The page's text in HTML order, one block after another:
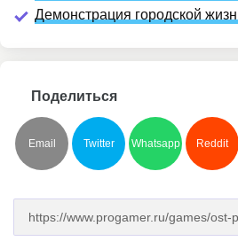
Демонстрация городской
Поделиться
Email Twitter Whatsapp Reddit